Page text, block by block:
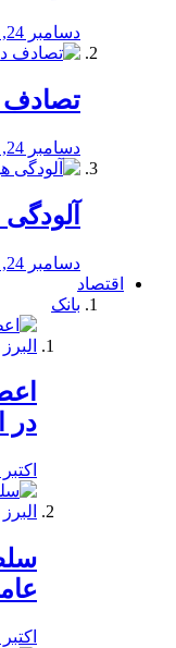
دسامبر 24, 2019
تصادف
دسامبر 24, 2019
دسامبر 24, 2019
اقتصاد
بانک
در
اکتبر 19, 2019
اکتبر 18, 2019